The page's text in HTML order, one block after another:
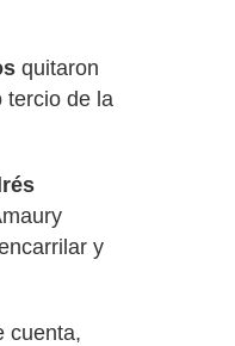
quitaron
tercio de la
y
cuenta,